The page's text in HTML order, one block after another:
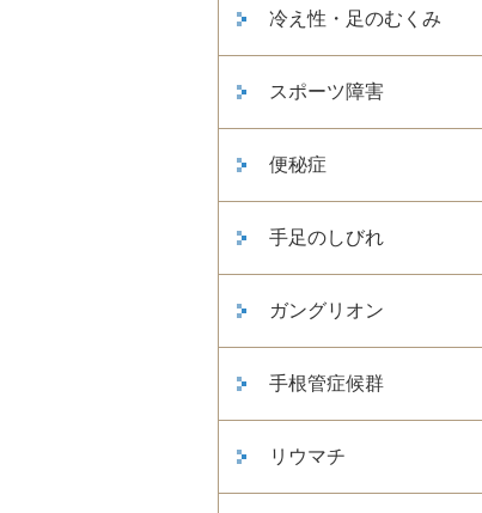
冷え性・足のむくみ
スポーツ障害
便秘症
手足のしびれ
ガングリオン
手根管症候群
リウマチ